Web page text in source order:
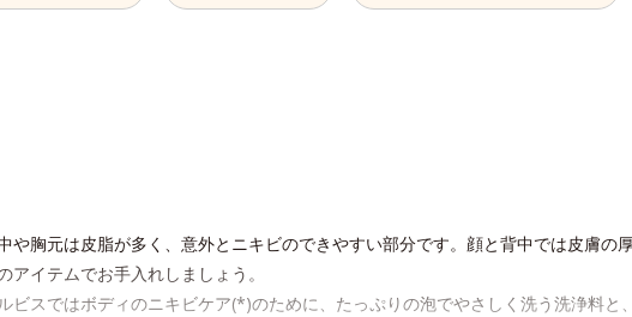
や胸元は皮脂が多く、意外とニキビのできやすい部分です。顔と背中では皮膚の
アイテムでお手入れしましょう。
ビスではボディのニキビケア(*)のために、たっぷりの泡でやさしく洗う洗浄料